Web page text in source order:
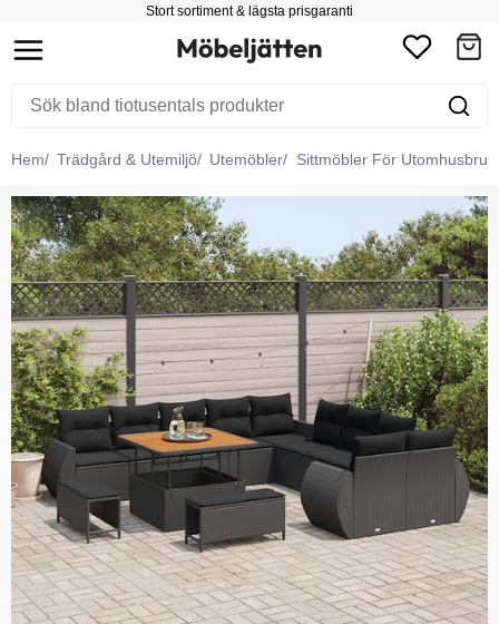
Stort sortiment & lägsta prisgaranti
Hem Trädgård & Utemiljö Utemöbler Sittmöbler För Utomhusbruk